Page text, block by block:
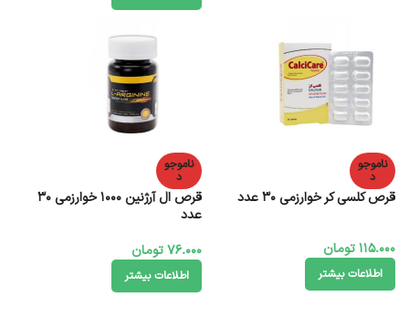
ناموجو
د
قرص کلسی کر خوارزمی 30 عدد
115.000تومان
اطلاعات بیشتر
ناموجو
د
قرص ال آرژنین 1000 خوارزمی 30
عدد
76.000تومان
اطلاعات بیشتر